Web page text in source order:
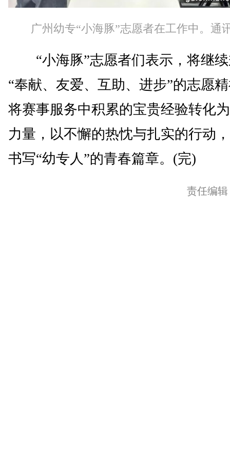
广州幼专“小海豚”志愿者在工作中。通
“小海豚”志愿者们表示，将继续
“奉献、友爱、互助、进步”的志愿
将赛事服务中积累的宝贵经验转化
力量，以不懈的热忱与扎实的行动
书写“幼专人”的青春篇章。(完)
责任编